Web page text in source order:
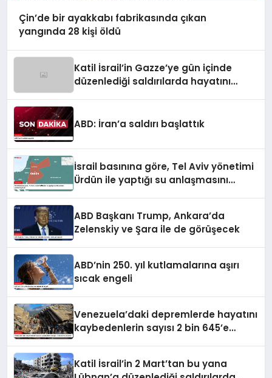
Çin’de bir ayakkabı fabrikasında çıkan
yangında 28 kişi öldü
Katil İsrail’in Gazze’ye gün içinde
düzenlediği saldırılarda hayatını
ABD: İran’a saldırı başlattık
İsrail basınına göre, Tel Aviv yönetimi
Ürdün ile yaptığı su anlaşmasını
ABD Başkanı Trump, Ankara’da
Zelenskiy ve Şara ile de görüşecek
ABD’nin 250. yıl kutlamalarına aşırı
sıcak engeli
Venezuela’daki depremlerde hayatını
kaybedenlerin sayısı 2 bin 645’e
Katil İsrail’in 2 Mart’tan bu yana